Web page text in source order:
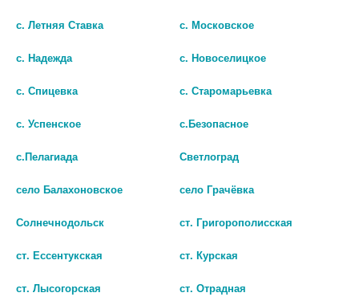
ILLUSION COLORS 8,6/14,0 N2
/-1,50/ МЯГКИЕ КОНТАКТНЫЕ
нет в наличии
БИОТРУ ЛИНЗЫ ONE DAY 8.6
-5,25 №30 [BIOTRUE]
с. Летняя Ставка с. Московское
с. Надежда с. Новоселицкое
с. Спицевка с. Старомарьевка
с. Успенское с.Безопасное
с.Пелагиада Светлоград
село Балахоновское село Грачёвка
Солнечнодольск ст. Григорополисская
ст. Ессентукская ст. Курская
ст. Лысогорская ст. Отрадная